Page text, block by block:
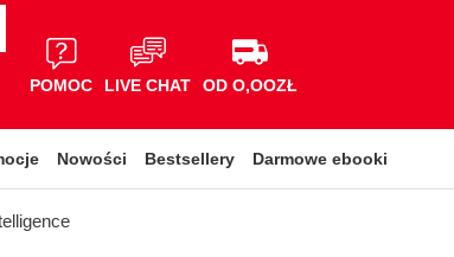
POMOC LIVE CHAT OD O,OOZŁ
Nowości Bestsellery Darmowe ebooki